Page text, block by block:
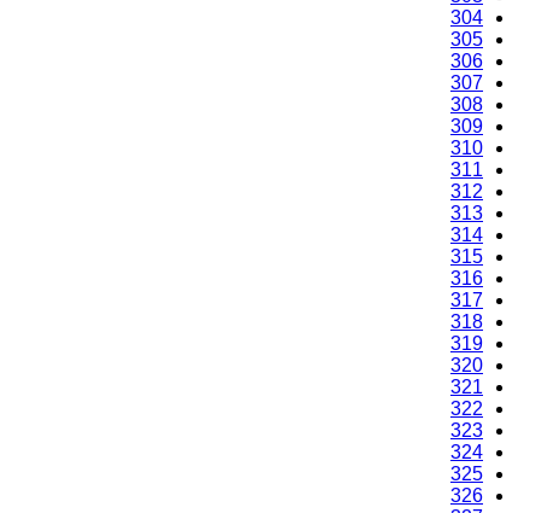
304
305
306
307
308
309
310
311
312
313
314
315
316
317
318
319
320
321
322
323
324
325
326